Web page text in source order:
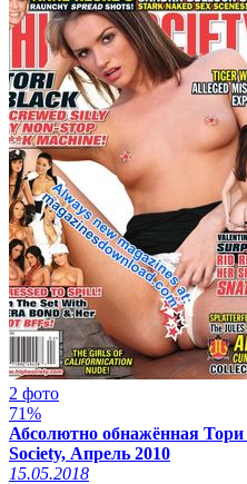
2 фото
71%
Абсолютно обнажённая
Society, Апрель 2010
15.05.2018